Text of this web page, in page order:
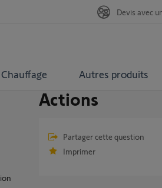
Chauffage Autres produits
Devis avec
Actions
Partager cette question
Imprimer